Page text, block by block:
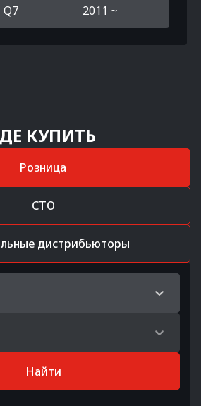
Q7 2011 ~
КУПИТЬ
Розница
СТО
дистрибьюторы
Найти